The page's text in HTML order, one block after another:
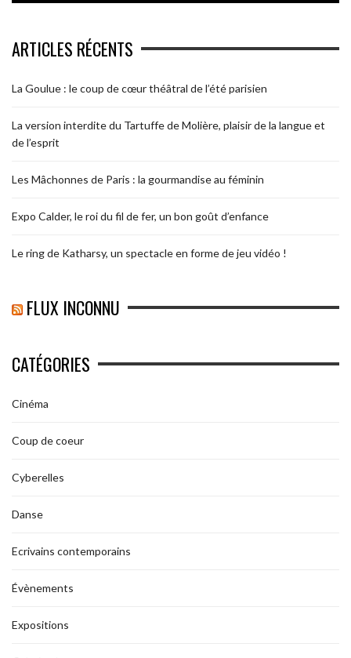
ARTICLES RÉCENTS
La Goulue : le coup de cœur théâtral de l’été parisien
La version interdite du Tartuffe de Molière, plaisir de la langue et
de l’esprit
Les Mâchonnes de Paris : la gourmandise au féminin
Expo Calder, le roi du fil de fer, un bon goût d’enfance
Le ring de Katharsy, un spectacle en forme de jeu vidéo !
FLUX INCONNU
CATÉGORIES
Cinéma
Coup de coeur
Cyberelles
Danse
Ecrivains contemporains
Évènements
Expositions